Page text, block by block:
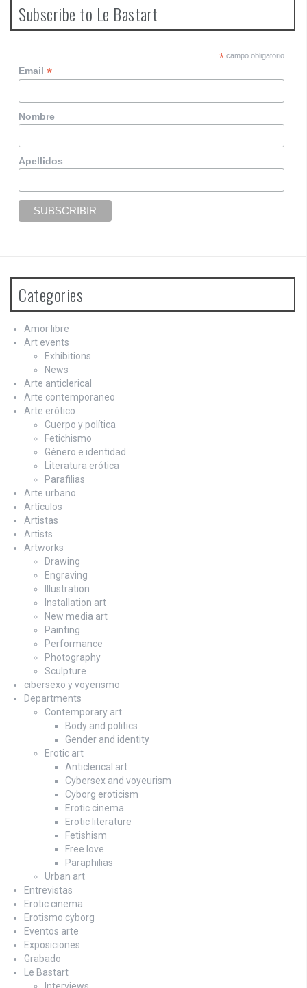
Subscribe to Le Bastart
*campo obligatorio
Email*
Nombre
Apellidos
Categories
Amor libre
Art events
Exhibitions
News
Arte anticlerical
Arte contemporaneo
Arte erótico
Cuerpo y política
Fetichismo
Género e identidad
Literatura erótica
Parafilias
Arte urbano
Artículos
Artistas
Artists
Artworks
Drawing
Engraving
Illustration
Installation art
New media art
Painting
Performance
Photography
Sculpture
cibersexo y voyerismo
Departments
Contemporary art
Body and politics
Gender and identity
Erotic art
Anticlerical art
Cybersex and voyeurism
Cyborg eroticism
Erotic cinema
Erotic literature
Fetishism
Free love
Paraphilias
Urban art
Entrevistas
Erotic cinema
Erotismo cyborg
Eventos arte
Exposiciones
Grabado
Le Bastart